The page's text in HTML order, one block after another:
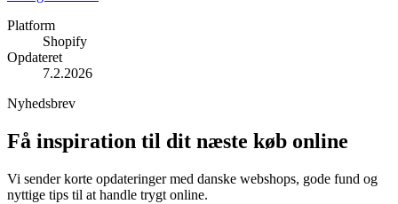
Platform
Shopify
Opdateret
7.2.2026
Nyhedsbrev
Få inspiration til dit næste køb online
Vi sender korte opdateringer med danske webshops, gode fund og
nyttige tips til at handle trygt online.